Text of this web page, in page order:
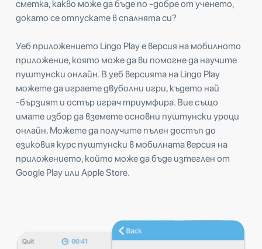
сметка, какво може да бъде по -добре от ученето,
докато се отпускате в спалнята си?
Уеб приложението Lingo Play е версия на мобилното
приложение, която може да ви помогне да научите
пуштунски онлайн. В уеб версията на Lingo Play
можете да играете двуболни игри, където най
-бързият и остър играч триумфира. Вие също
имате избор да вземете основни пуштунски уроци
онлайн. Можете да получите пълен достъп до
езиковия курс пуштунски в мобилната версия на
приложението, който може да бъде изтеглен от
Google Play или Apple Store.